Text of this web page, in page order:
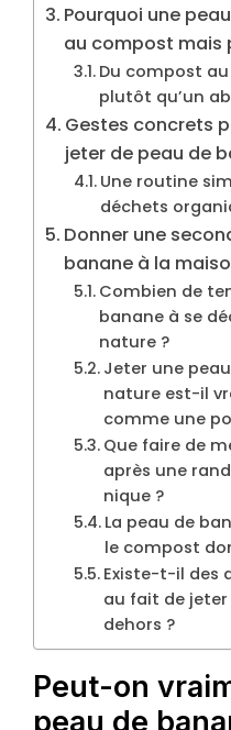
Pourquoi une
au compost mais
Du compost
plutôt qu’un
Gestes concrets
jeter de peau de
Une routine
déchets
Donner une
banane à la
Combien de
banane à se
nature ?
Jeter une
nature est-il
comme une
Que faire de
après une
nique ?
La peau de
le compost
Existe-t-il des
au fait de
dehors ?
Peut-on
peau de